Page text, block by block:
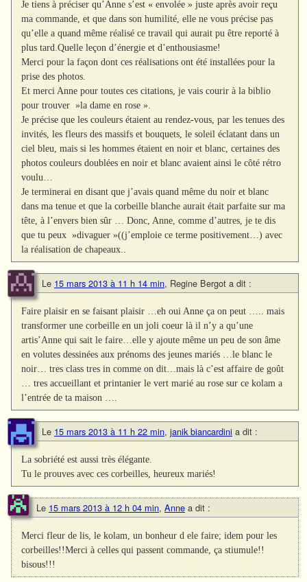
Je tiens à préciser qu’Anne s’est « envolée » juste après avoir reçu
ma commande, et que dans son humilité, elle ne vous précise pas
qu’elle a quand même réalisé ce travail qui aurait pu être reporté à
plus tard.Quelle leçon d’énergie et d’enthousiasme!
Merci pour la façon dont ces réalisations ont été installées pour la
prise des photos.
Et merci Anne pour toutes ces citations, je vais courir à la biblio
pour trouver »la dame en rose ».
Je précise que les couleurs étaient au rendez-vous, par les tenues des
invités, les fleurs des massifs et bouquets, le soleil éclatant dans un
ciel bleu, mais si les hommes étaient en noir et blanc, certaines des
photos couleurs doublées en noir et blanc avaient ainsi le côté rétro
voulu…
Je terminerai en disant que j’avais quand même du noir et blanc
dans ma tenue et que la corbeille blanche aurait était parfaite sur ma
tête, à l’envers bien sûr … Donc, Anne, comme d’autres, je te dis
que tu peux »divaguer »((j’emploie ce terme positivement…) avec
la réalisation de chapeaux..
Le 15 mars 2013 à 11 h 14 min, Regine Bergot a dit :
Faire plaisir en se faisant plaisir …eh oui Anne ça on peut ….. mais
transformer une corbeille en un joli coeur là il n’y a qu’une
artis’Anne qui sait le faire…elle y ajoute même un peu de son âme
en volutes dessinées aux prénoms des jeunes mariés …le blanc le
noir… tres class tres in comme on dit…mais là c’est affaire de goût
… tres accueillant et printanier le vert marié au rose sur ce kolam a
l’entrée de ta maison ….
Le 15 mars 2013 à 11 h 22 min, janik biancardini a dit :
La sobriété est aussi très élégante.
Tu le prouves avec ces corbeilles, heureux mariés!
Le 15 mars 2013 à 12 h 04 min, Anne a dit :
Merci fleur de lis, le kolam, un bonheur d ele faire; idem pour les
corbeilles!!Merci à celles qui passent commande, ça stiumule!!
bisous!!!